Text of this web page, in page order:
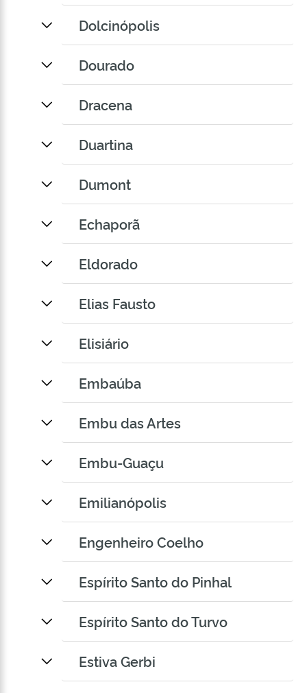
Dolcinópolis
Dourado
Dracena
Duartina
Dumont
Echaporã
Eldorado
Elias Fausto
Elisiário
Embaúba
Embu das Artes
Embu-Guaçu
Emilianópolis
Engenheiro Coelho
Espírito Santo do Pinhal
Espírito Santo do Turvo
Estiva Gerbi